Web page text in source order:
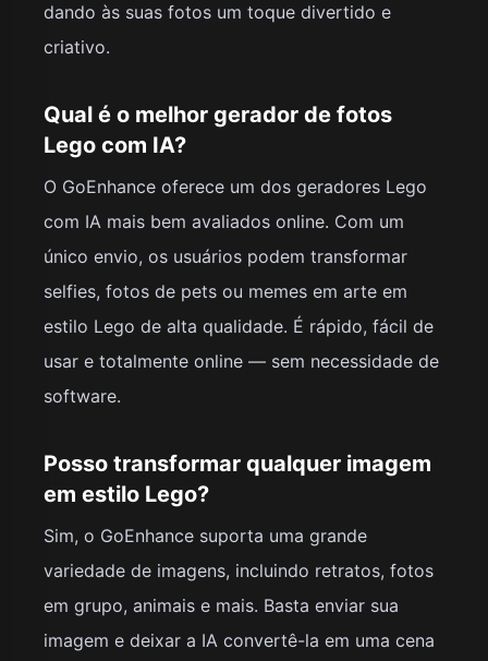
dando às suas fotos um toque divertido e
criativo.
Qual é o melhor gerador de fotos
Lego com IA?
O GoEnhance oferece um dos geradores Lego
com IA mais bem avaliados online. Com um
único envio, os usuários podem transformar
selfies, fotos de pets ou memes em arte em
estilo Lego de alta qualidade. É rápido, fácil de
usar e totalmente online — sem necessidade de
software.
Posso transformar qualquer imagem
em estilo Lego?
Sim, o GoEnhance suporta uma grande
variedade de imagens, incluindo retratos, fotos
em grupo, animais e mais. Basta enviar sua
imagem e deixar a IA convertê-la em uma cena